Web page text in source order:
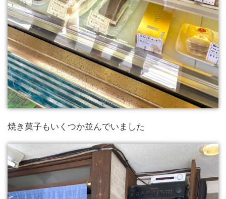
焼き菓子もいくつか並んでいました